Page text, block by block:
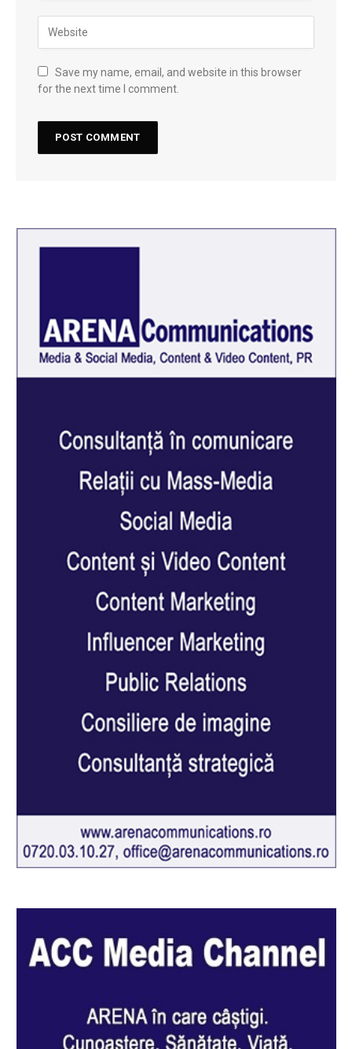
Save my name, email, and website in this browser
for the next time I comment.